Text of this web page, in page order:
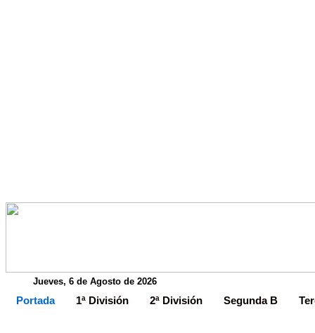
Jueves, 6 de Agosto de 2026
Portada 1ª División 2ª División Segunda B